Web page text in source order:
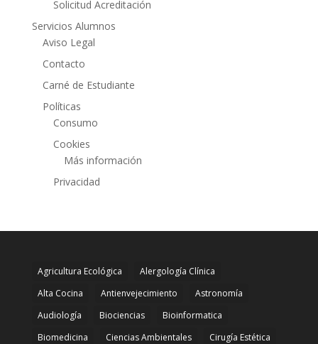
Solicitud Acreditación
Servicios Alumnos
Aviso Legal
Contacto
Carné de Estudiante
Políticas
Consumo
Cookies
Más información
Privacidad
Agricultura Ecológica
Alergología Clínica
Alta Cocina
Antienvejecimiento
Astronomía
Audiología
Biociencias
Bioinformatica
Biomedicina
Ciencias Ambientales
Cirugía Estética